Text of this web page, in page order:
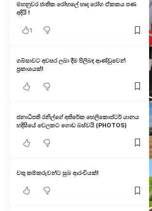
මහනුවර ජාතික රෝහලේ හෘද රෝග ඒකකය පණ
අදියි !
1
ගබ්සාවට අවසර ලබා දීම පිලිබඳ ආණ්ඩුවෙන්
ප්‍රකාශයක්!
ජනාධිපති රනිල්ගේ අතිරේක හෙලිකොප්ටර් යානය
හදිසියේ වෙලකට ගොඩ බස්වයි (PHOTOS)
වතු කම්කරුවන්ට සුබ ආරංචියක්!